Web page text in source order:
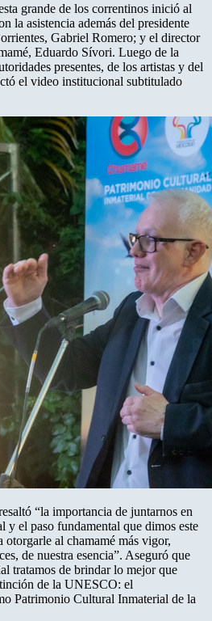
grande de los correntinos inició al
la asistencia además del presidente
Gabriel Romero; y el director
Eduardo Sívori. Luego de la
presentes, de los artistas y del
el video institucional subtitulado
“la importancia de juntarnos en
y el paso fundamental que dimos este
otorgarle al chamamé más vigor,
de nuestra esencia”. Aseguró que
tratamos de brindar lo mejor que
de la UNESCO: el
Patrimonio Cultural Inmaterial de la